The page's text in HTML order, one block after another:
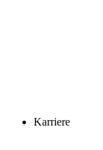
Karriere